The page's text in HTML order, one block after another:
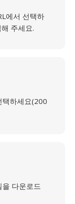
에서 선택하
주세요.
하세요(200
다운로드